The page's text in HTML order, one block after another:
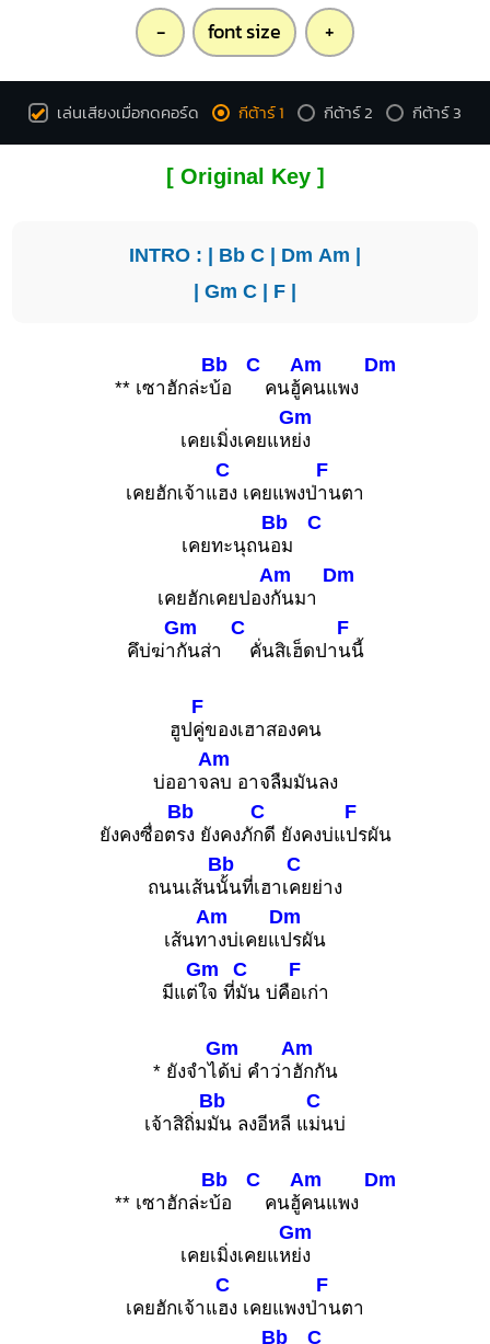
- font size +
เล่นเสียงเมื่อกดคอร์ด กีต้าร์ 1 กีต้าร์ 2 กีต้าร์ 3
[ Original Key ]
INTRO : | Bb C | Dm Am |
| Gm C | F |
** เซาฮักล่ะ
Bb
บ้อ
C
คนฮู้
Am
คนแพง
Dm
เคยเมิ่งเคยแห
Gm
ย่ง
เคยฮักเจ้าแ
C
ฮง เคยแพงป่
F
านตา
เคยทะนุถน
Bb
อม
C
เคยฮักเคยปอง
Am
กันมา
Dm
คึบ่ฆ่า
Gm
กันส่า
C
คั่นสิเฮ็ดปา
F
นนี้
ฮูป
F
คู่ของเฮาสองคน
บ่ออาจ
Am
ลบ อาจลืมมันลง
ยังคงซื่อต
Bb
รง ยังคงภั
C
กดี ยังคงบ่แ
F
ปรผัน
ถนนเส้น
Bb
นั้นที่เฮาเ
C
คยย่าง
เส้นท
Am
างบ่เคยแ
Dm
ปรผัน
มีแต่
Gm
ใจ ที่
C
มัน บ่คื
F
อเก่า
* ยังจำไ
Gm
ด้บ่ คำว่า
Am
ฮักกัน
เจ้าสิถิ่ม
Bb
มัน ลงอีหลี แ
C
ม่นบ่
** เซาฮักล่ะ
Bb
บ้อ
C
คนฮู้
Am
คนแพง
Dm
เคยเมิ่งเคยแห
Gm
ย่ง
เคยฮักเจ้าแ
C
ฮง เคยแพงป่
F
านตา
Bb C